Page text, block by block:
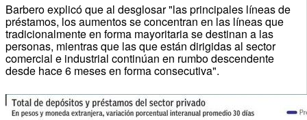
Barbero explicó que al desglosar "las principales líneas de
préstamos, los aumentos se concentran en las líneas que
tradicionalmente en forma mayoritaria se destinan a las
personas, mientras que las que están dirigidas al sector
comercial e industrial continúan en rumbo descendente
desde hace 6 meses en forma consecutiva".